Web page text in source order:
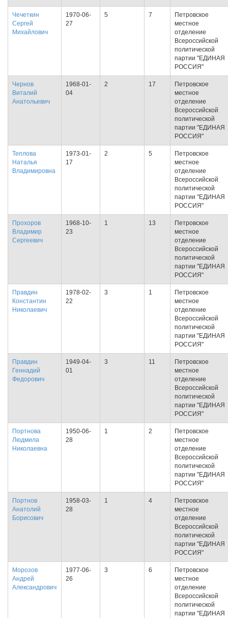
Чечеткин
Сергей
Михайлович
1970-06-
27
5 7
Петровское
местное
отделение
Всероссийской
политической
партии "ЕДИНАЯ
РОССИЯ"
Чернов
Виталий
Анатольевич
1968-01-
04
2 17
Петровское
местное
отделение
Всероссийской
политической
партии "ЕДИНАЯ
РОССИЯ"
Теплова
Наталья
Владимировна
1973-01-
17
2 5
Петровское
местное
отделение
Всероссийской
политической
партии "ЕДИНАЯ
РОССИЯ"
Прохоров
Владимир
Сергеевич
1968-10-
23
1 13
Петровское
местное
отделение
Всероссийской
политической
партии "ЕДИНАЯ
РОССИЯ"
Правдин
Константин
Николаевич
1978-02-
22
3 1
Петровское
местное
отделение
Всероссийской
политической
партии "ЕДИНАЯ
РОССИЯ"
Правдин
Геннадий
Федорович
1949-04-
01
3 11
Петровское
местное
отделение
Всероссийской
политической
партии "ЕДИНАЯ
РОССИЯ"
Портнова
Людмила
Николаевна
1950-06-
28
1 2
Петровское
местное
отделение
Всероссийской
политической
партии "ЕДИНАЯ
РОССИЯ"
Портнов
Анатолий
Борисович
1958-03-
28
1 4
Петровское
местное
отделение
Всероссийской
политической
партии "ЕДИНАЯ
РОССИЯ"
Морозов
Андрей
Александрович
1977-06-
26
3 6
Петровское
местное
отделение
Всероссийской
политической
партии "ЕДИНАЯ